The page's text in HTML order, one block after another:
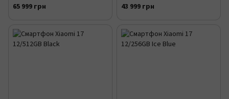
65 999 грн
43 999 грн